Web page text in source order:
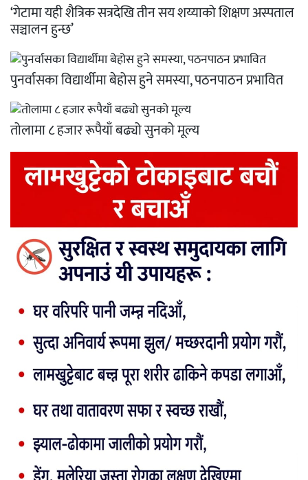
‘गेटामा यही शैत्रिक सत्रदेखि तीन सय शय्याको शिक्षण अस्पताल
सञ्चालन हुन्छ’
पुनर्वासका विद्यार्थीमा बेहोस हुने समस्या, पठनपाठन प्रभावित
तोलामा ८ हजार रूपैयाँ बढ्यो सुनको मूल्य